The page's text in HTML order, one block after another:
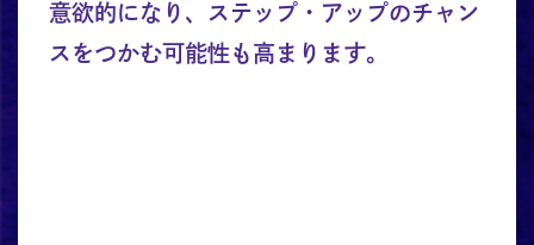
意欲的になり、ステップ・アップのチャン
スをつかむ可能性も高まります。